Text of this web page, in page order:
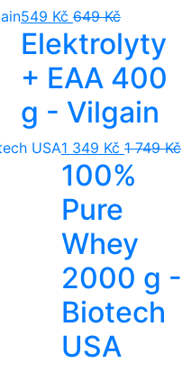
549 Kč 649 Kč
Elektrolyty
+ EAA 400
g - Vilgain
1 349 Kč 1 749 Kč
100%
Pure
Whey
2000 g -
Biotech
USA